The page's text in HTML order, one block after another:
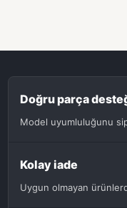
Doğru parça
Model uyumluluğunu
Kolay iade
Uygun olmayan